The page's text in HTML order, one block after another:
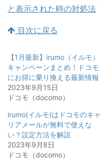
と表示された時の対処法
目次に戻る
【1月最新】irumo（イルモ）
キャンペーンまとめ！ドコモ
にお得に乗り換える最新情報
2023年9月15日
ドコモ（docomo）
irumo(イルモ)はドコモのキャ
リアメールが無料で使えな
い？設定方法を解説
2023年9月8日
ドコモ（docomo）